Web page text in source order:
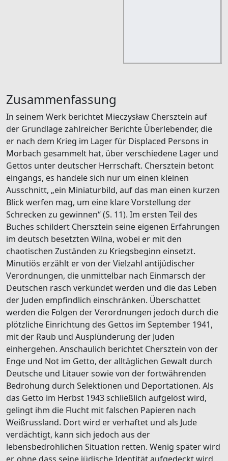
Zusammenfassung
In seinem Werk berichtet Mieczysław Chersztein auf
der Grundlage zahlreicher Berichte Überlebender, die
er nach dem Krieg im Lager für Displaced Persons in
Morbach gesammelt hat, über verschiedene Lager und
Gettos unter deutscher Herrschaft. Chersztein betont
eingangs, es handele sich nur um einen kleinen
Ausschnitt, „ein Miniaturbild, auf das man einen kurzen
Blick werfen mag, um eine klare Vorstellung der
Schrecken zu gewinnen“ (S. 11). Im ersten Teil des
Buches schildert Chersztein seine eigenen Erfahrungen
im deutsch besetzten Wilna, wobei er mit den
chaotischen Zuständen zu Kriegsbeginn einsetzt.
Minutiös erzählt er von der Vielzahl antijüdischer
Verordnungen, die unmittelbar nach Einmarsch der
Deutschen rasch verkündet werden und die das Leben
der Juden empfindlich einschränken. Überschattet
werden die Folgen der Verordnungen jedoch durch die
plötzliche Einrichtung des Gettos im September 1941,
mit der Raub und Ausplünderung der Juden
einhergehen. Anschaulich berichtet Chersztein von der
Enge und Not im Getto, der alltäglichen Gewalt durch
Deutsche und Litauer sowie von der fortwährenden
Bedrohung durch Selektionen und Deportationen. Als
das Getto im Herbst 1943 schließlich aufgelöst wird,
gelingt ihm die Flucht mit falschen Papieren nach
Weißrussland. Dort wird er verhaftet und als Jude
verdächtigt, kann sich jedoch aus der
lebensbedrohlichen Situation retten. Wenig später wird